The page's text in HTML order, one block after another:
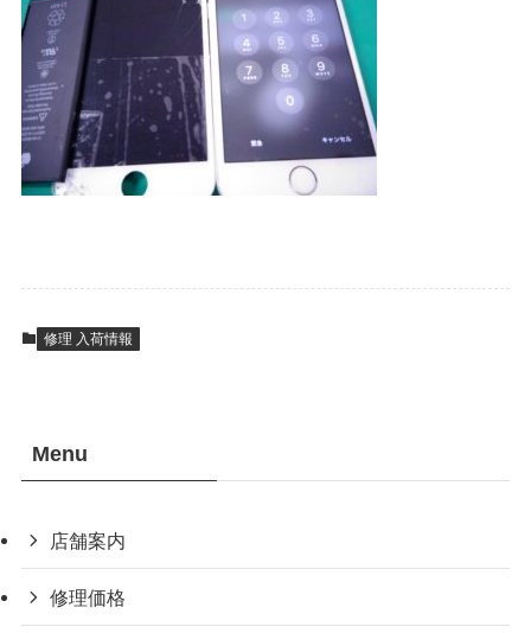
修理 入荷情報
Menu
店舗案内
修理価格